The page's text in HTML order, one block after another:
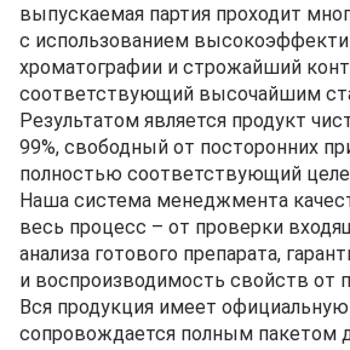
выпускаемая партия проходит
с использованием
хроматографии и строжайший
соответствующий высочайшим
Результатом является продукт
99%, свободный от посторонних
полностью соответствующий
Наша система менеджмента
весь процесс – от проверки
анализа готового препарата,
и воспроизводимость свойств от
Вся продукция имеет
сопровождается полным пакетом